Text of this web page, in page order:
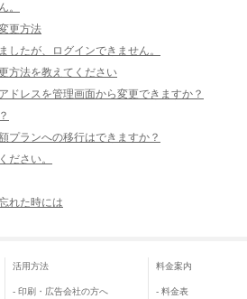
。
更方法
したが、ログインできません。
方法を教えてください
ドレスを管理画面から変更できますか？
プランへの移行はできますか？
ださい。
れた時には
活用方法
- 印刷・広告会社の方へ
料金案内
- 料金表